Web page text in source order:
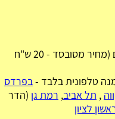
שליח עד הבית - עד 4 ימי עסקים (מחיר מסובסד - 20 ש"ח
טלפונית בלבד -בפרדס
, תל אביב, רמת גן (הדר
לציון